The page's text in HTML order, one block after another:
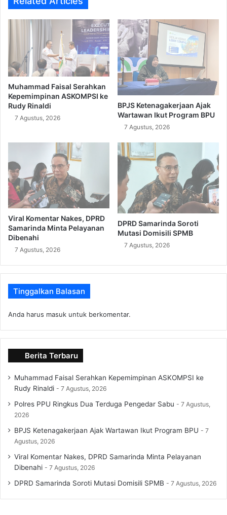
Muhammad Faisal Serahkan
Kepemimpinan ASKOMPSI ke
Rudy Rinaldi
7 Agustus, 2026
BPJS Ketenagakerjaan Ajak
Wartawan Ikut Program BPU
7 Agustus, 2026
Viral Komentar Nakes, DPRD
Samarinda Minta Pelayanan
Dibenahi
7 Agustus, 2026
DPRD Samarinda Soroti
Mutasi Domisili SPMB
7 Agustus, 2026
Tinggalkan Balasan
Anda harus masuk untuk berkomentar.
Berita Terbaru
Muhammad Faisal Serahkan Kepemimpinan ASKOMPSI ke
Rudy Rinaldi
7 Agustus, 2026
Polres PPU Ringkus Dua Terduga Pengedar Sabu
7 Agustus,
2026
BPJS Ketenagakerjaan Ajak Wartawan Ikut Program BPU
7
Agustus, 2026
Viral Komentar Nakes, DPRD Samarinda Minta Pelayanan
Dibenahi
7 Agustus, 2026
DPRD Samarinda Soroti Mutasi Domisili SPMB 7 Agustus, 2026